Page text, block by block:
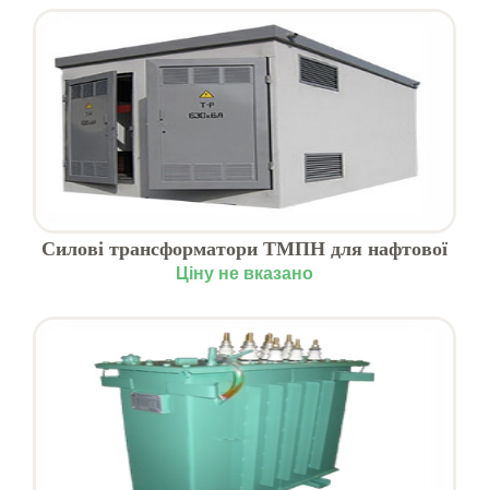
Силові трансформатори ТМПН для нафтової
галузі
Ціну не вказано